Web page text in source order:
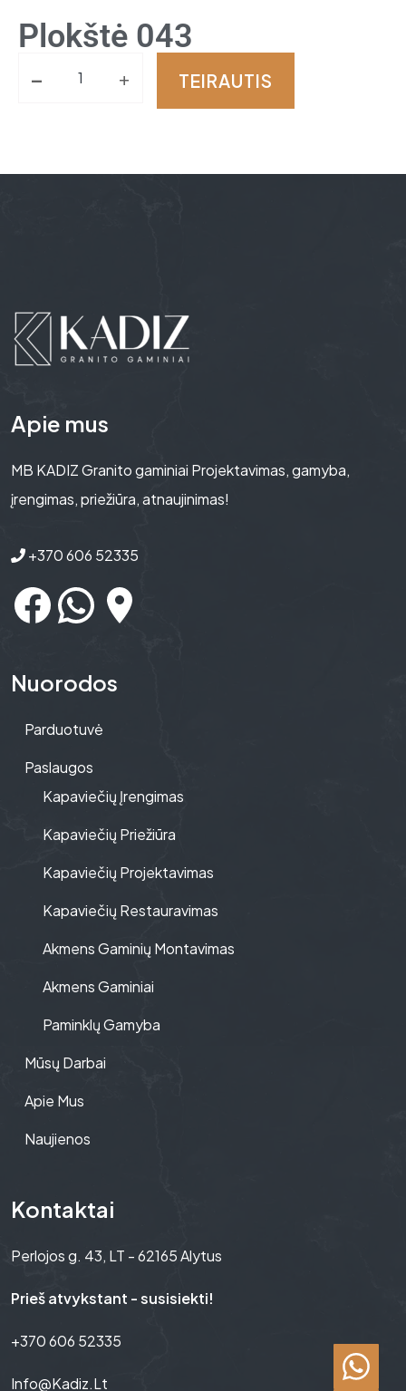
Plokštė 043
- + TEIRAUTIS
Apie mus
MB KADIZ Granito gaminiai Projektavimas, gamyba,
įrengimas, priežiūra, atnaujinimas!
+370 606 52335
Nuorodos
Parduotuvė
Paslaugos
Kapaviečių Įrengimas
Kapaviečių Priežiūra
Kapaviečių Projektavimas
Kapaviečių Restauravimas
Akmens Gaminių Montavimas
Akmens Gaminiai
Paminklų Gamyba
Mūsų Darbai
Apie Mus
Naujienos
Kontaktai
Perlojos g. 43, LT - 62165 Alytus
Prieš atvykstant - susisiekti!
+370 606 52335
Info@kadiz.lt